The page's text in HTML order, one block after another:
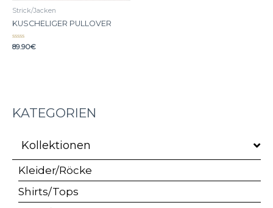
KATEGORIEN
Kollektionen
Kleider/Röcke
Shirts/Tops
Strick/Jacken
KUSCHELIGER PULLOVER
Bewertet
mit
89.90€